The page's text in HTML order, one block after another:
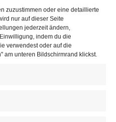
zuzustimmen oder eine detaillierte
nur auf dieser Seite
jederzeit ändern,
indem du die
verwendest oder auf die
am unteren Bildschirmrand klickst.
er.
gespeichert
könne Google
– auch über die “intimsten